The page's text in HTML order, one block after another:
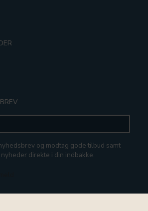
og modtag gode tilbud samt
direkte i din indbakke.